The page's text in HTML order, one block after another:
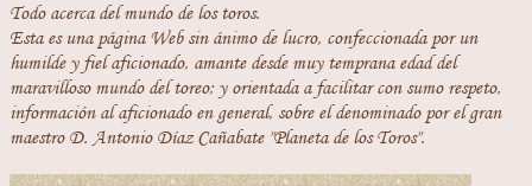
Todo acerca del mundo de los toros.
Esta es una página Web sin ánimo de lucro, confeccionada por un
humilde y fiel aficionado, amante desde muy temprana edad del
maravilloso mundo del toreo; y orientada a facilitar con sumo respeto,
información al aficionado en general, sobre el denominado por el gran
maestro D. Antonio Díaz Cañabate "Planeta de los Toros".